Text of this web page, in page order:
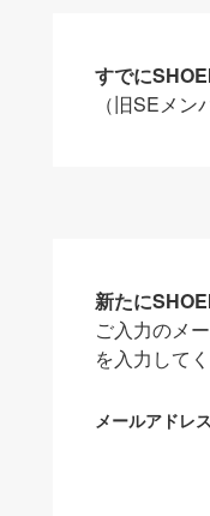
すでに
（旧SEメン
新たに
ご入力のメ
を入力してく
メールアドレス